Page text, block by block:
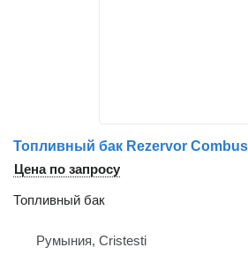
Цена по запросу
Топливный бак
Румыния, Cristesti